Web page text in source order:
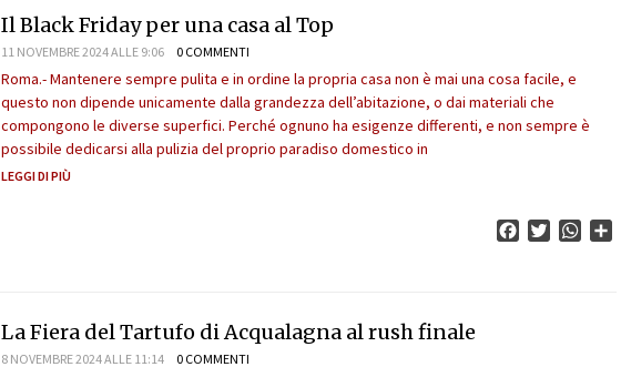
Il Black Friday per una casa al Top
11 NOVEMBRE 2024 ALLE 9:06 0 COMMENTI
Roma.- Mantenere sempre pulita e in ordine la propria casa non è mai una cosa facile, e
questo non dipende unicamente dalla grandezza dell’abitazione, o dai materiali che
compongono le diverse superfici. Perché ognuno ha esigenze differenti, e non sempre è
possibile dedicarsi alla pulizia del proprio paradiso domestico in
LEGGI DI PIÙ
FacebookTwitter
La Fiera del Tartufo di Acqualagna al rush finale
8 NOVEMBRE 2024 ALLE 11:14 0 COMMENTI